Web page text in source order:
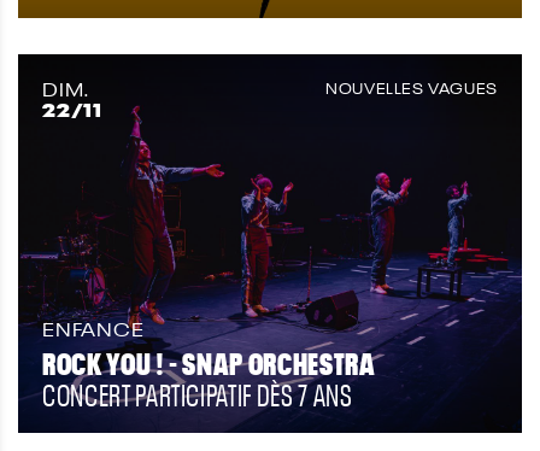
DIM.
22/11
NOUVELLES VAGUES
ENFANCE
ROCK YOU ! - SNAP ORCHESTRA
CONCERT PARTICIPATIF DÈS 7 ANS